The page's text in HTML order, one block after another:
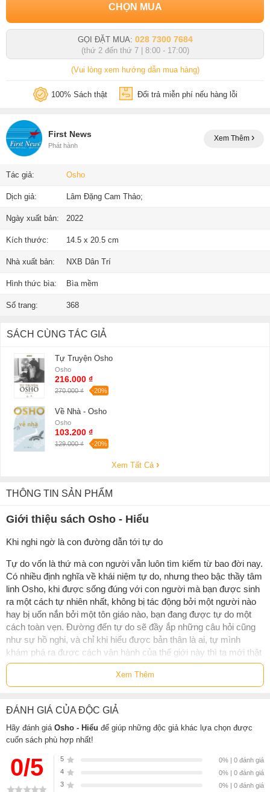
CHỌN MUA
GỌI ĐẶT MUA: 028 7300 7684
(thứ 2 đến thứ 7 | 8:00 - 17:00)
(Vui lòng xem hướng dẫn mua hàng)
100% Sách thật Đổi trả miễn phí nếu hàng lỗi
First News
Phát hành
Xem Thêm
Tác giả: Osho
Dịch giả: Lâm Đặng Cam Thảo;
Ngày xuất bản: 2022
Kích thước: 14.5 x 20.5 cm
Nhà xuất bản: NXB Dân Trí
Hình thức bìa: Bìa mềm
Số trang: 368
SÁCH CÙNG TÁC GIẢ
Tự Truyện Osho
Osho
216.000 ₫
270.000 ₫ -20%
Về Nhà - Osho
Osho
103.200 ₫
129.000 ₫ -20%
Xem Tất Cả
THÔNG TIN SẢN PHẨM
Giới thiệu sách Osho - Hiểu
Khi nghi ngờ là con đường dẫn tới tự do
Tự do vốn là thứ mà con người vẫn luôn tìm kiếm từ bao đời nay.
Có nhiều định nghĩa về khái niệm tự do, nhưng theo bậc thầy tâm
linh Osho, khi được sống đúng với con người mà bạn được sinh
ra một cách tự nhiên nhất, không bị tác động bởi một người nào
hay bị uốn nắn bởi một tôn giáo nào, bạn đang được tự do một
cách toàn vẹn. Đường đến tự do sẽ đầy ắp những câu hỏi cũng
như sự hồ nghi, và chỉ khi hiểu được bản thân là ai, tự mình
khám phá ra được cách vận hành của thế giới này thì ta mới thật
sự chạm đến tự do.
“Hiểu - Đường đến tự do”(The book of understanding) của
nhìn mới mẻ về chủ đề này. Trong cuốn sách, Osho khẳng định
bước đầu tiên để hiểu là hãy bắt đầu biết nghi ngờ, hãy chất vấn
và đặt câu hỏi về tất cả những điều mà chúng ta đã được dạy
Họ nói, hãy tin. Tôi nói, hãy khám phá. Họ nói, đừng nghi ngờ; tôi
nói, hãy nghi ngờ đến cùng, đến khi bạn đi tới đó và biết và cảm
Xem Thêm
ĐÁNH GIÁ CỦA ĐỘC GIẢ
Hãy đánh giá Osho - Hiểu để giúp những độc giả khác lựa chọn được
cuốn sách phù hợp nhất!
0/5 5
0% | 0 đánh giá
4
0% | 0 đánh giá
3
0% | 0 đánh giá